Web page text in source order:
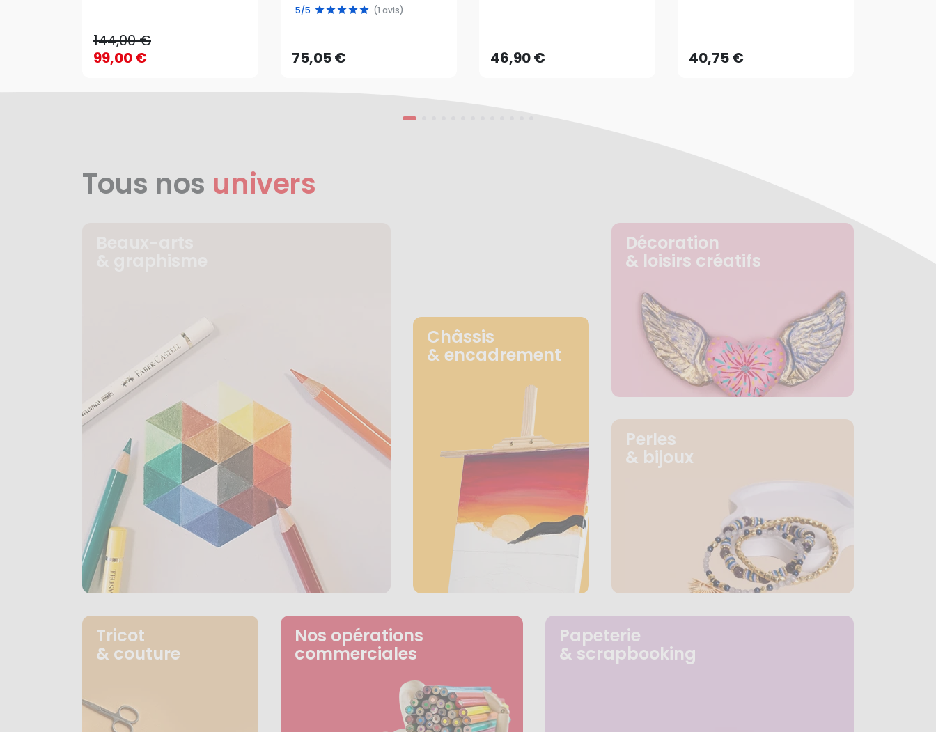
144,00 €
99,00 €AJOUTER AU PANIER
5/5 (1 avis)
75,05 €
75,05 €
AJOUTER AU PANIER 46,90 €AJOUTER AU PANIER 40,75 €AJOUTER AU PANIER
Tous nos univers
Châssis
& encadrement
Décoration
& loisirs créatifs
Perles
& bijoux
Tricot
& couture
Nos opérations
commerciales
Papeterie
& scrapbooking